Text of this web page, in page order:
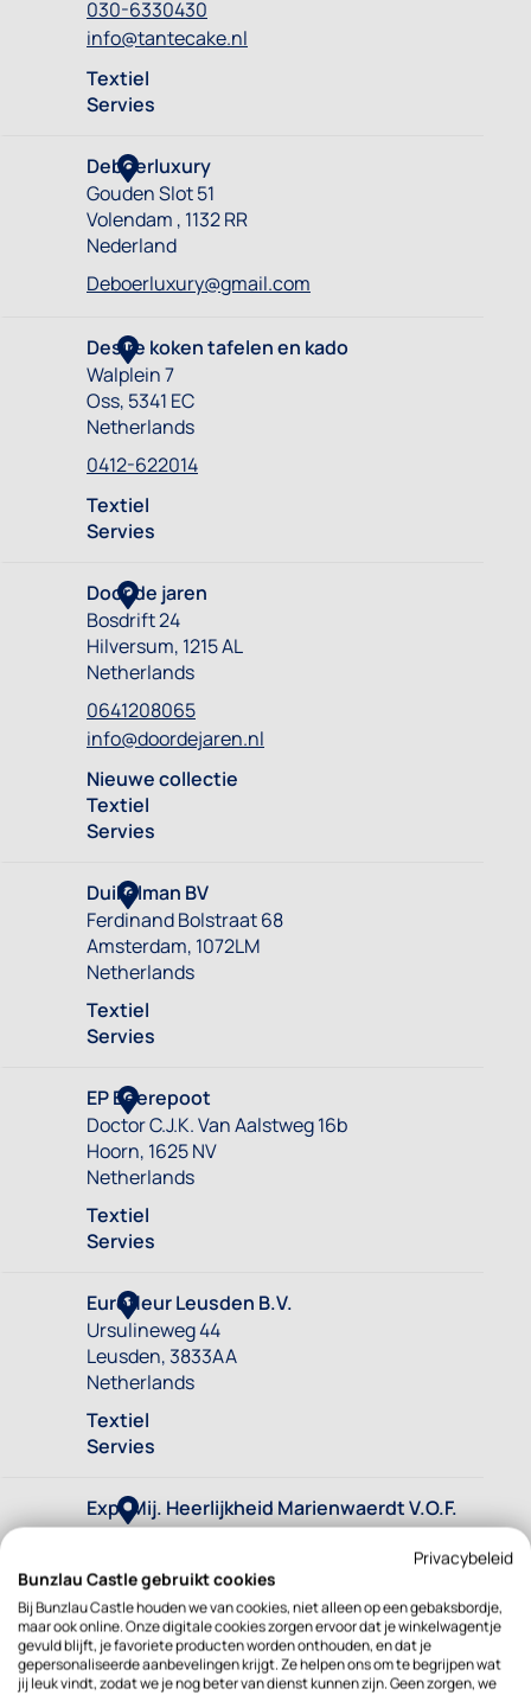
Privacybeleid
Bunzlau Castle gebruikt cookies
Bij Bunzlau Castle houden we van cookies, niet alleen op een gebaksbordje,
maar ook online. Onze digitale cookies zorgen ervoor dat je winkelwagentje
gevuld blijft, je favoriete producten worden onthouden, en dat je
gepersonaliseerde aanbevelingen krijgt. Ze helpen ons om te begrijpen wat
jij leuk vindt, zodat we je nog beter van dienst kunnen zijn. Geen zorgen, we